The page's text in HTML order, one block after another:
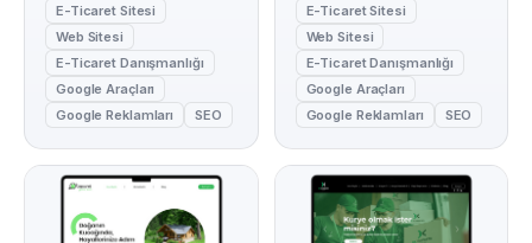
E-Ticaret Sitesi
Web Sitesi
E-Ticaret Danışmanlığı
Google Araçları
Google Reklamları
SEO
E-Ticaret Sitesi
Web Sitesi
E-Ticaret Danışmanlığı
Google Araçları
Google Reklamları
SEO